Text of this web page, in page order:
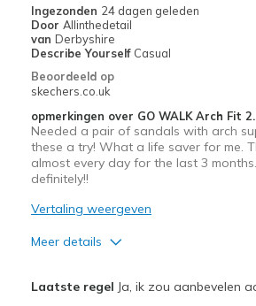
Ingezonden 24 dagen geleden
Door Allinthedetail
van Derbyshire
Describe Yourself Casual
Beoordeeld op
skechers.co.uk
opmerkingen over GO WALK Arch Fit
Needed a pair of sandals with arch
these a try! What a life saver for me.
almost every day for the last 3
definitely!!
Vertaling weergeven
Meer details
Laatste regel Ja, ik zou aanbevelen